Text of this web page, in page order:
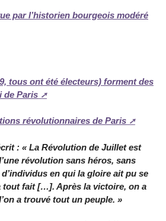
par l’historien bourgeois modéré
tous ont été électeurs) forment des
de Paris
révolutionnaires de Paris
: « La Révolution de Juillet est
révolution sans héros, sans
en qui la gloire ait pu se
tout fait […]. Après la victoire, on a
a trouvé tout un peuple. »